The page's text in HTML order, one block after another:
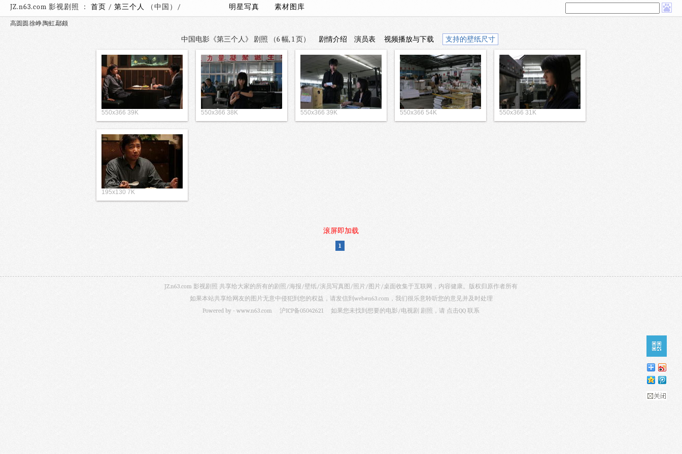
JZ.n63.com 影视剧照 ： 首页 / 第三个人 （中国）/ 明星写真 素材图库
高圆圆.徐峥.陶虹.鄢颇
中国电影《第三个人》 剧照 （6 幅, 1 页） 剧情介绍 演员表 视频播放与下载 支持的壁纸尺寸
550x366 39K 550x366 38K 550x366 39K 550x366 54K 550x366 31K
195x130 7K
滚屏即加载
1
JZ.n63.com 影视剧照 共享给大家的所有的剧照/海报/壁纸/演员写真图/照片/图片/桌面收集于互联网，内容健康。版权归原作者所有
如果本站共享给网友的图片无意中侵犯到您的权益，请发信到web#n63.com，我们很乐意聆听您的意见并及时处理
Powered by - www.n63.com 沪ICP备05042621 如果您未找到想要的电影/电视剧 剧照，请 点击QQ 联系